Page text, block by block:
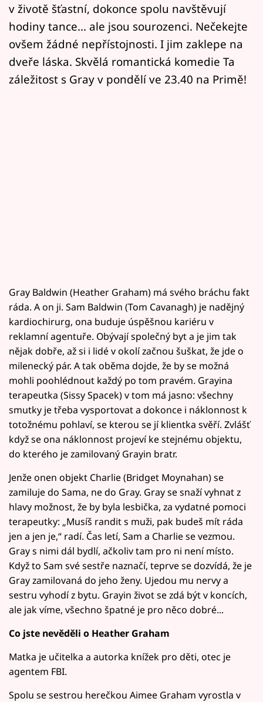
Mámy sobě
Přihlášení
v životě šťastní, dokonce spolu navštěvují
hodiny tance... ale jsou sourozenci. Nečekejte
ovšem žádné nepřístojnosti. I jim zaklepe na
dveře láska. Skvělá romantická komedie Ta
záležitost s Gray v pondělí ve 23.40 na Primě!
Gray Baldwin (Heather Graham) má svého bráchu fakt
ráda. A on ji. Sam Baldwin (Tom Cavanagh) je nadějný
kardiochirurg, ona buduje úspěšnou kariéru v
reklamní agentuře. Obývají společný byt a je jim tak
nějak dobře, až si i lidé v okolí začnou šuškat, že jde o
milenecký pár. A tak oběma dojde, že by se možná
mohli poohlédnout každý po tom pravém. Grayina
terapeutka (Sissy Spacek) v tom má jasno: všechny
smutky je třeba vysportovat a dokonce i náklonnost k
totožnému pohlaví, se kterou se jí klientka svěří. Zvlášť
když se ona náklonnost projeví ke stejnému objektu,
do kterého je zamilovaný Grayin bratr.
Jenže onen objekt Charlie (Bridget Moynahan) se
zamiluje do Sama, ne do Gray. Gray se snaží vyhnat z
hlavy možnost, že by byla lesbička, za vydatné pomoci
terapeutky: „Musíš randit s muži, pak budeš mít ráda
jen a jen je,“ radí. Čas letí, Sam a Charlie se vezmou.
Gray s nimi dál bydlí, ačkoliv tam pro ni není místo.
Když to Sam své sestře naznačí, teprve se dozvídá, že je
Gray zamilovaná do jeho ženy. Ujedou mu nervy a
sestru vyhodí z bytu. Grayin život se zdá být v koncích,
ale jak víme, všechno špatné je pro něco dobré...
Co jste nevěděli o Heather Graham
Matka je učitelka a autorka knížek pro děti, otec je
agentem FBI.
Spolu se sestrou herečkou Aimee Graham vyrostla v